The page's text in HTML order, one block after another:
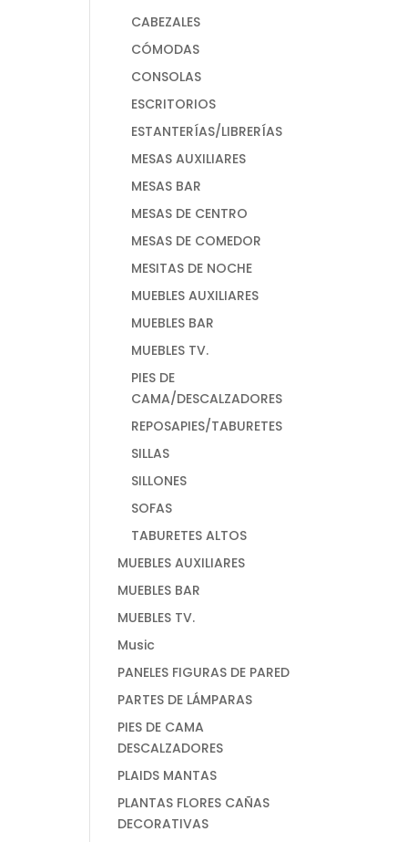
CABEZALES
CÓMODAS
CONSOLAS
ESCRITORIOS
ESTANTERÍAS/LIBRERÍAS
MESAS AUXILIARES
MESAS BAR
MESAS DE CENTRO
MESAS DE COMEDOR
MESITAS DE NOCHE
MUEBLES AUXILIARES
MUEBLES BAR
MUEBLES TV.
PIES DE
CAMA/DESCALZADORES
REPOSAPIES/TABURETES
SILLAS
SILLONES
SOFAS
TABURETES ALTOS
MUEBLES AUXILIARES
MUEBLES BAR
MUEBLES TV.
Music
PANELES FIGURAS DE PARED
PARTES DE LÁMPARAS
PIES DE CAMA
DESCALZADORES
PLAIDS MANTAS
PLANTAS FLORES CAÑAS
DECORATIVAS